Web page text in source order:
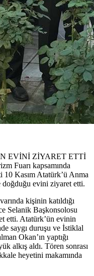
EVİNİ ZİYARET ETTİ
Fuarı kapsamında
10 Kasım Atatürk’ü Anma
doğduğu evini ziyaret etti.
kişinin katıldığı
Selanik Başkonsolosu
etti. Atatürk’ün evinin
saygı duruşu ve İstiklal
Okan’ın yaptığı
alkış aldı. Tören sonrası
heyetini makamında